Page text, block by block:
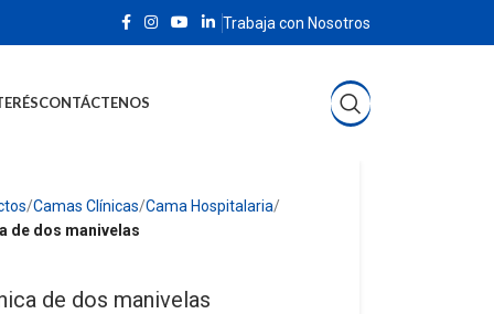
Trabaja con Nosotros
CONTÁCTENOS
Camas Clínicas Cama Hospitalaria
de dos manivelas
de dos manivelas